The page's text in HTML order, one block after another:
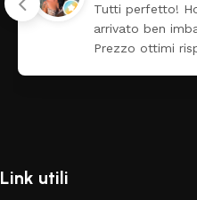
Tutti perfetto!
arrivato ben
Prezzo ottimi
Link utili